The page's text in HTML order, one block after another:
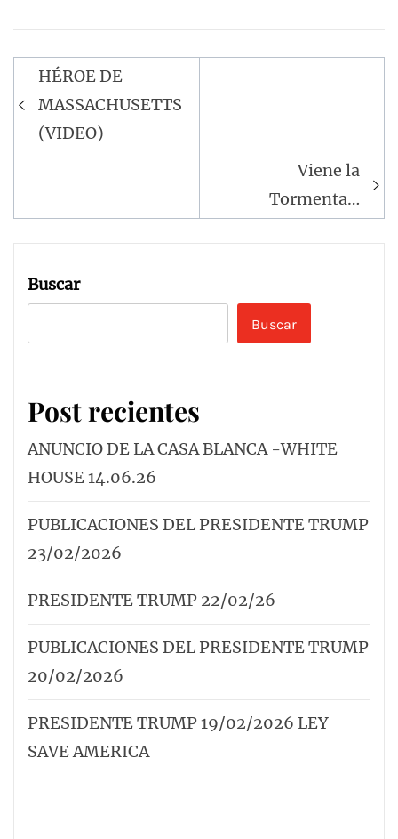
Navegación
de
entradas
HÉROE DE
MASSACHUSETTS
(VIDEO)
Viene la
Tormenta…
Buscar
Buscar
Post recientes
ANUNCIO DE LA CASA BLANCA -WHITE
HOUSE 14.06.26
PUBLICACIONES DEL PRESIDENTE TRUMP
23/02/2026
PRESIDENTE TRUMP 22/02/26
PUBLICACIONES DEL PRESIDENTE TRUMP
20/02/2026
PRESIDENTE TRUMP 19/02/2026 LEY
SAVE AMERICA